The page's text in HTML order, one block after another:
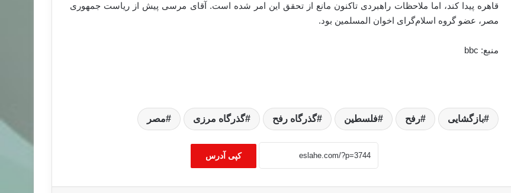
قاهره پیدا کند، اما ملاحظات راهبردی تاکنون مانع از تحقق این امر شده است. آقای مرسی پیش از ریاست جمهوری
مصر، عضو گروه اسلام‌گرای اخوان المسلمین بود.
منبع: bbc
بازگشایی رفح فلسطین گذرگاه رفح گذرگاه مرزی مصر
کپی آدرس